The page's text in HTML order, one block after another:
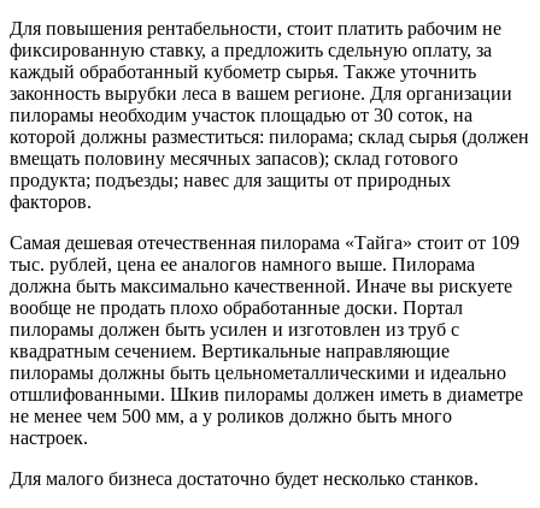
Для повышения рентабельности, стоит платить рабочим не
фиксированную ставку, а предложить сдельную оплату, за
каждый обработанный кубометр сырья. Также уточнить
законность вырубки леса в вашем регионе. Для организации
пилорамы необходим участок площадью от 30 соток, на
которой должны разместиться: пилорама; склад сырья (должен
вмещать половину месячных запасов); склад готового
продукта; подъезды; навес для защиты от природных
факторов.
Самая дешевая отечественная пилорама «Тайга» стоит от 109
тыс. рублей, цена ее аналогов намного выше. Пилорама
должна быть максимально качественной. Иначе вы рискуете
вообще не продать плохо обработанные доски. Портал
пилорамы должен быть усилен и изготовлен из труб с
квадратным сечением. Вертикальные направляющие
пилорамы должны быть цельнометаллическими и идеально
отшлифованными. Шкив пилорамы должен иметь в диаметре
не менее чем 500 мм, а у роликов должно быть много
настроек.
Для малого бизнеса достаточно будет несколько станков.